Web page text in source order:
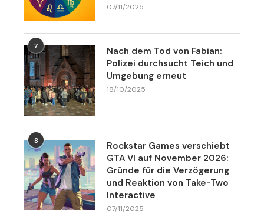
07/11/2025
7
Nach dem Tod von Fabian:
Polizei durchsucht Teich und
Umgebung erneut
18/10/2025
8
Rockstar Games verschiebt
GTA VI auf November 2026:
Gründe für die Verzögerung
und Reaktion von Take-Two
Interactive
07/11/2025